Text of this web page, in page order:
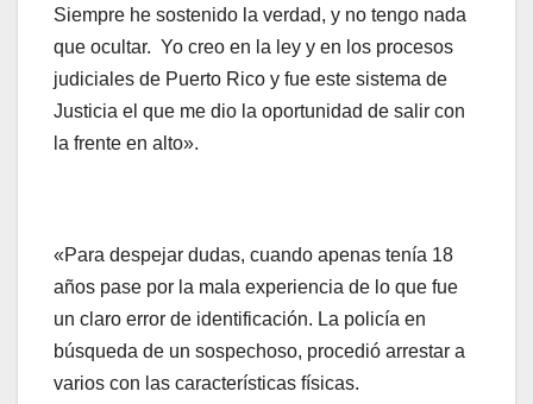
Siempre he sostenido la verdad, y no tengo nada
que ocultar. Yo creo en la ley y en los procesos
judiciales de Puerto Rico y fue este sistema de
Justicia el que me dio la oportunidad de salir con
la frente en alto».
«Para despejar dudas, cuando apenas tenía 18
años pase por la mala experiencia de lo que fue
un claro error de identificación. La policía en
búsqueda de un sospechoso, procedió arrestar a
varios con las características físicas.